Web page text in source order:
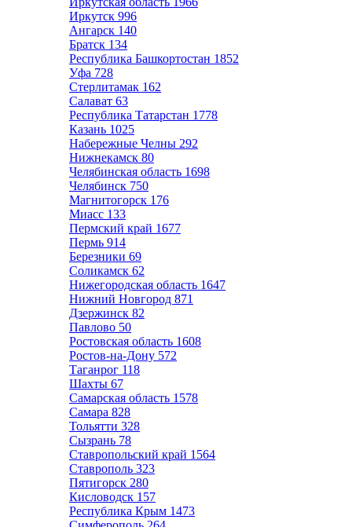
Иркутск 996
Ангарск 140
Братск 134
Республика Башкортостан 1852
Уфа 728
Стерлитамак 162
Салават 63
Республика Татарстан 1778
Казань 1025
Набережные Челны 292
Нижнекамск 80
Челябинская область 1698
Челябинск 750
Магнитогорск 176
Миасс 133
Пермский край 1677
Пермь 914
Березники 69
Соликамск 62
Нижегородская область 1647
Нижний Новгород 871
Дзержинск 82
Павлово 50
Ростовская область 1608
Ростов-на-Дону 572
Таганрог 118
Шахты 67
Самарская область 1578
Самара 828
Тольятти 328
Сызрань 78
Ставропольский край 1564
Ставрополь 323
Пятигорск 280
Кисловодск 157
Республика Крым 1473